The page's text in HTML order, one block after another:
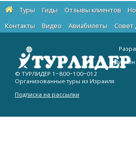
Туры Гиды Отзывы клиентов
Контакты
Видео Авиабилеты Cовет
© ТУРЛИДЕР 1−800−100−012
Организованные туры из Израиля
Подписка на рассылки
Дизайн